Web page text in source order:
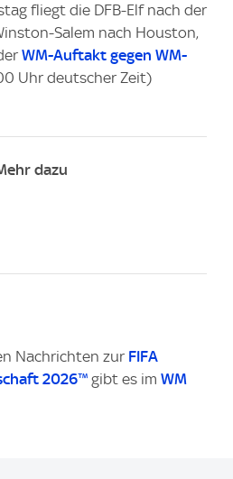
fliegt die DFB-Elf nach der
Salem nach Houston,
WM-Auftakt gegen WM-
Uhr deutscher Zeit)
dazu
Nachrichten zur FIFA
2026™ gibt es im WM